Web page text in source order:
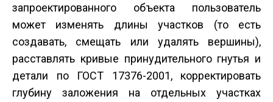
запроектированного объекта пользователь
может изменять длины участков (то есть
создавать, смещать или удалять вершины),
расставлять кривые принудительного гнутья и
детали по ГОСТ 17376-2001, корректировать
глубину заложения на отдельных участках